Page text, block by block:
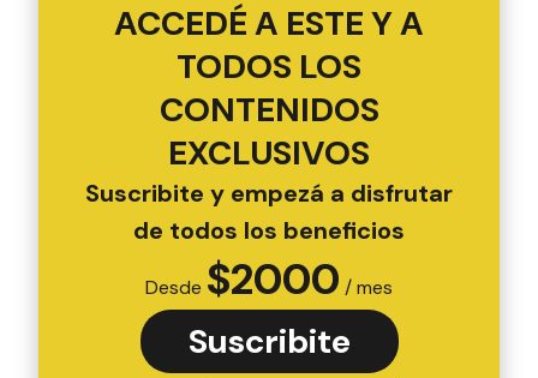
ACCEDÉ A ESTE Y A
TODOS LOS
CONTENIDOS
EXCLUSIVOS
Suscribite y empezá a disfrutar
de todos los beneficios
Desde $2000 / mes
Suscribite